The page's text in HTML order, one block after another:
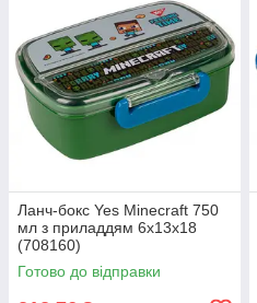
Ланч-бокс Yes Minecraft 750
мл з приладдям 6х13х18
(708160)
Готово до відправки